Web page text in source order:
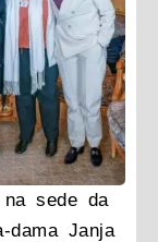
na sede da
dama Janja